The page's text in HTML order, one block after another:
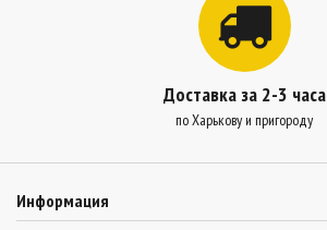
Доставка за 2-3 часа
по Харькову и пригороду
Информация